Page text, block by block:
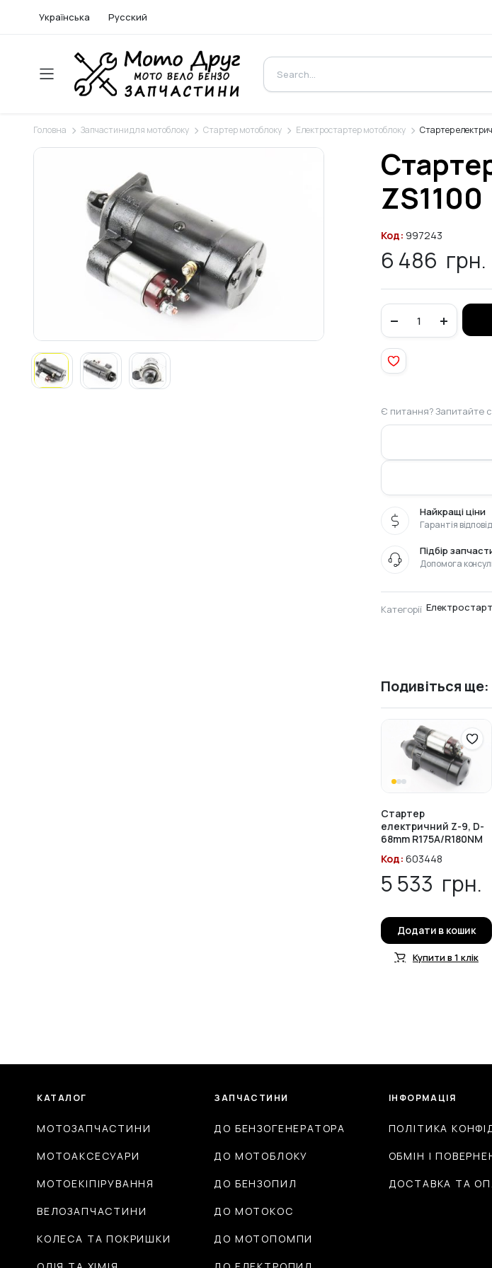
Українська Русский
Головна Запчастини для мотоблоку Стартер мотоблоку Електростартер мотоблоку Стартер
ZS1100
Код: 997243
6 486 грн.
електричний
Z-
11,
81,7mm
Є питання? Запитайте
Найкращі ціни
Гарантія
Підбір
Допомога
Категорії
Подивіться ще:
Стартер
електричний Z-9, D-
68mm R175A/R180NM
Код: 603448
5 533 грн.
Додати в кошик
Купити в 1 клік
КАТАЛОГ
МОТОЗАПЧАСТИНИ
МОТОАКСЕСУАРИ
МОТОЕКІПІРУВАННЯ
ВЕЛОЗАПЧАСТИНИ
КОЛЕСА ТА ПОКРИШКИ
ЗАПЧАСТИНИ
ДО БЕНЗОГЕНЕРАТОРА
ДО МОТОБЛОКУ
ДО БЕНЗОПИЛ
ДО МОТОКОС
ДО МОТОПОМПИ
ІНФОРМАЦІЯ
ПОЛІТИКА
ОБМІН І
ДОСТАВКА ТА